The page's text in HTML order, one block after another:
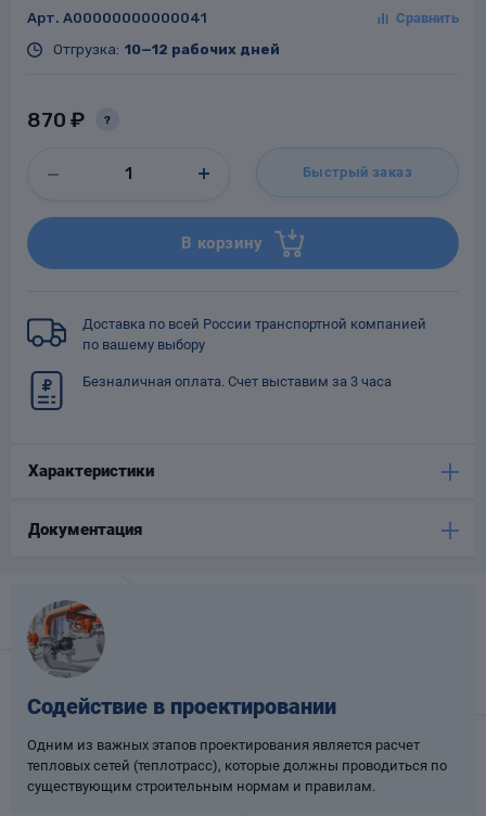
Арт. A00000000000041
Отгрузка: 10—12 рабочих дней
870 ₽ ?
Быстрый заказ
В корзину
Доставка по всей России транспортной компанией
по вашему выбору
Безналичная оплата. Счет выставим за 3 часа
Характеристики
Документация
Содействие в проектировании
Одним из важных этапов проектирования является расчет
тепловых сетей (теплотрасс), которые должны проводиться по
существующим строительным нормам и правилам.